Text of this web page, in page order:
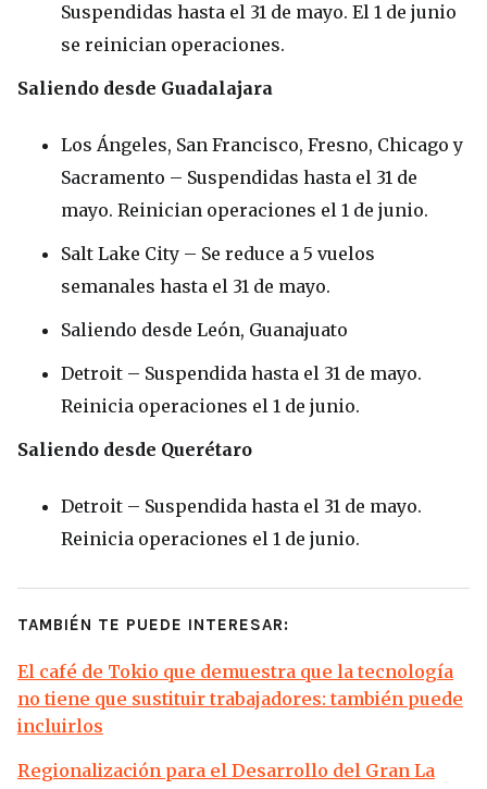
Suspendidas hasta el 31 de mayo. El 1 de junio
se reinician operaciones.
Saliendo desde Guadalajara
Los Ángeles, San Francisco, Fresno, Chicago y
Sacramento – Suspendidas hasta el 31 de
mayo. Reinician operaciones el 1 de junio.
Salt Lake City – Se reduce a 5 vuelos
semanales hasta el 31 de mayo.
Saliendo desde León, Guanajuato
Detroit – Suspendida hasta el 31 de mayo.
Reinicia operaciones el 1 de junio.
Saliendo desde Querétaro
Detroit – Suspendida hasta el 31 de mayo.
Reinicia operaciones el 1 de junio.
TAMBIÉN TE PUEDE INTERESAR:
El café de Tokio que demuestra que la tecnología
no tiene que sustituir trabajadores: también puede
incluirlos
Regionalización para el Desarrollo del Gran La